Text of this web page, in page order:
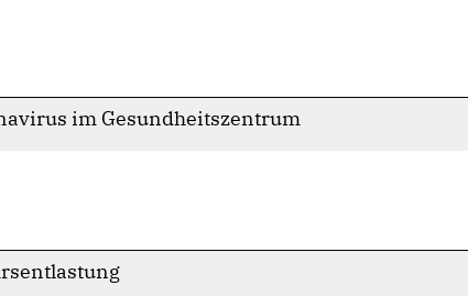
im Gesundheitszentrum